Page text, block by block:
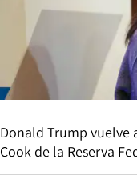
Donald Trump vuelve
Cook de la Reserva